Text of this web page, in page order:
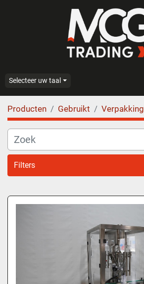
Selecteer uw taal
Producten Gebruikt Verpakking
Filters
Vuller (1)
Sorteren op